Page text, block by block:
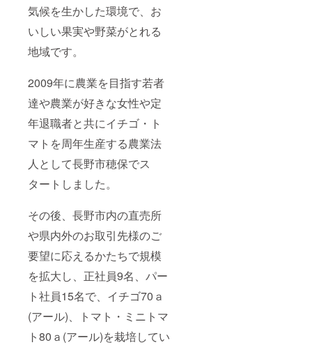
気候を生かした環境で、お
いしい果実や野菜がとれる
地域です。
2009年に農業を目指す若者
達や農業が好きな女性や定
年退職者と共にイチゴ・ト
マトを周年生産する農業法
人として長野市穂保でス
タートしました。
その後、長野市内の直売所
や県内外のお取引先様のご
要望に応えるかたちで規模
を拡大し、正社員9名、パー
ト社員15名で、イチゴ70ａ
(アール)、トマト・ミニトマ
ト80ａ(アール)を栽培してい